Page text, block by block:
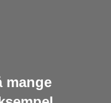
mange